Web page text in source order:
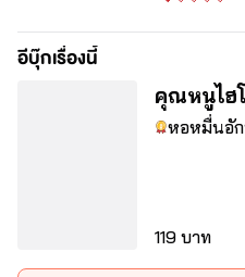
อิ๋งจื่อจิน “มาตกลงกันหน่อย เ
อีบุ๊กเรื่องนี้
คุณหนูไฮ
หอหมื่นอั
119 บาท